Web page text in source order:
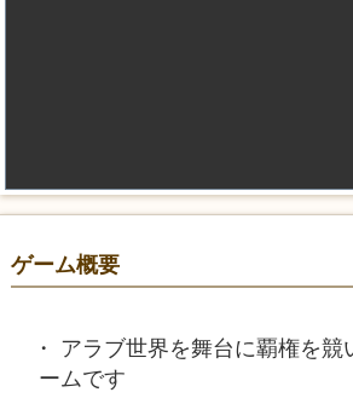
ゲーム概要
アラブ世界を舞台に覇権を競
ームです